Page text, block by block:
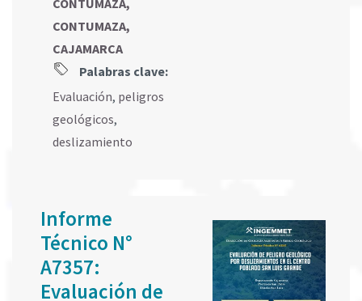
CONTUMAZA,
CONTUMAZA,
CAJAMARCA
Palabras clave:
Evaluación, peligros
geológicos,
deslizamiento
Informe
Técnico N°
A7357:
Evaluación de